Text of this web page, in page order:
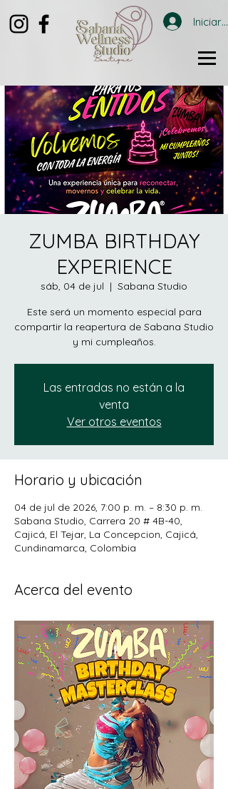
Iniciar
ZUMBA BIRTHDAY
EXPERIENCE
sáb, 04 de jul
  |
Sabana Studio
Este será un momento especial para
compartir la reapertura de Sabana Studio
y mi cumpleaños.
Las entradas no están a la
venta
Ver otros eventos
Horario y ubicación
04 de jul de 2026, 7:00 p. m. – 8:30 p. m.
Sabana Studio, Carrera 20 # 4B-40,
Cajicá, El Tejar, La Concepcion, Cajicá,
Cundinamarca, Colombia
Acerca del evento